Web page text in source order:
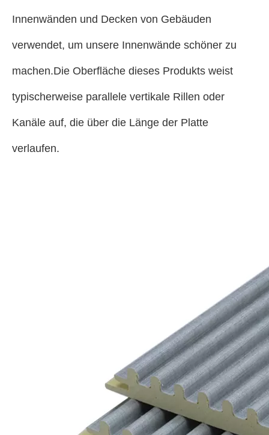
Innenwänden und Decken von Gebäuden
verwendet, um unsere Innenwände schöner zu
machen.Die Oberfläche dieses Produkts weist
typischerweise parallele vertikale Rillen oder
Kanäle auf, die über die Länge der Platte
verlaufen.